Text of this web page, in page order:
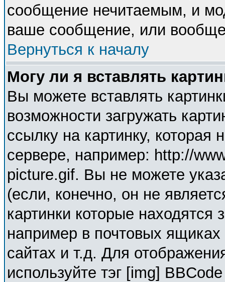
сообщение нечитаемым, и
ваше сообщение, или вообще
Вернуться к началу
Могу ли я вставлять
Вы можете вставлять
возможности загружать
ссылку на картинку,
сервере, например: http://
picture.gif. Вы не можете
(если, конечно, он не
картинки которые
например в почтовых
сайтах и т.д. Для
используйте тэг [img]